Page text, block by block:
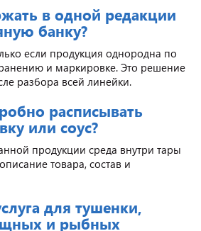
в одной редакции
банку?
если продукция однородна по
и маркировке. Это решение
разбора всей линейки.
расписывать
или соус?
продукции среда внутри тары
товара, состав и
для тушенки,
и рыбных